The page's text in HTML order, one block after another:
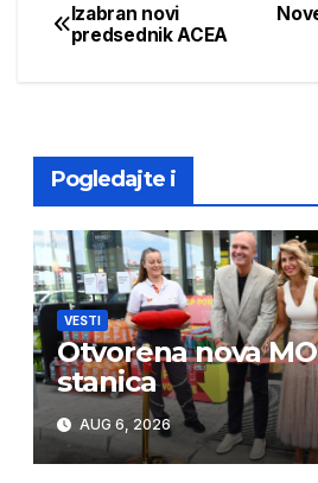
Post
Izabran novi
predsednik ACEA
Pogledajte i
VESTI
Otvorena nova
stanica
AUG 6, 2026